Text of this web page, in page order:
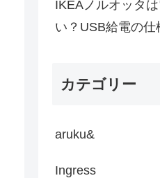
IKEAノルオッタ
い？USB給電の仕
カテゴリー
aruku&
Ingress